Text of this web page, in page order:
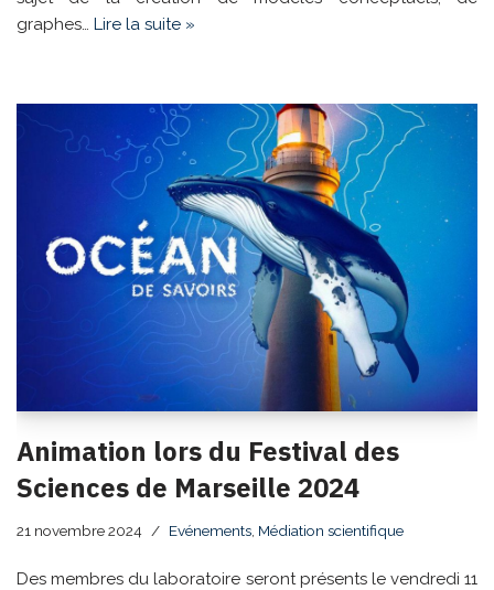
graphes… Lire la suite »
Animation lors du Festival des
Sciences de Marseille 2024
21 novembre 2024 Evénements Médiation scientifique
Des membres du laboratoire seront présents le vendredi 11